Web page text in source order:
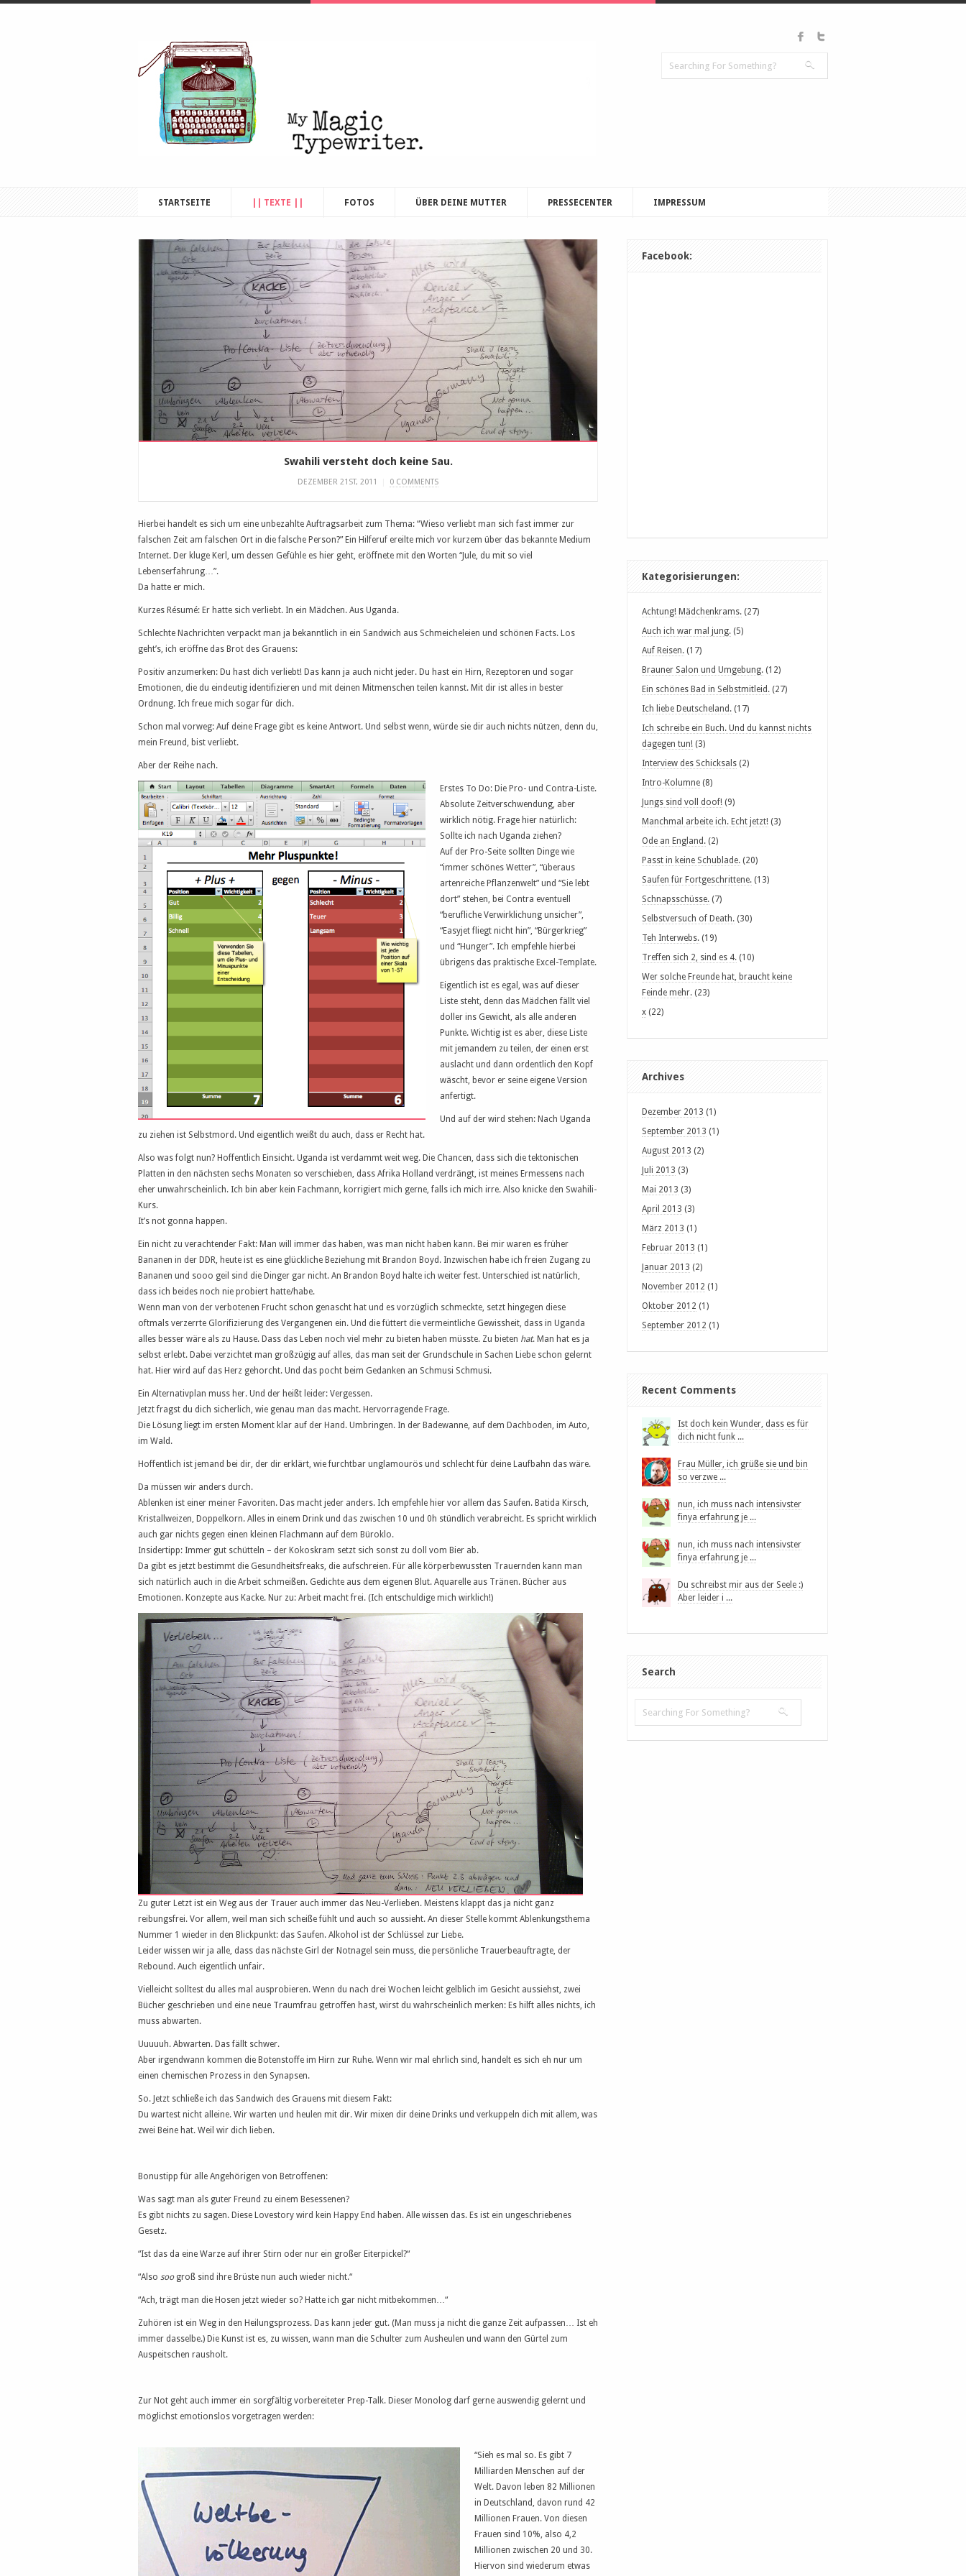
STARTSEITE || TEXTE || FOTOS ÜBER DEINE MUTTER PRESSECENTER IMPRESSUM
Facebook:
Kategorisierungen:
Achtung! Mädchenkrams. (27)
Auch ich war mal jung. (5)
Auf Reisen. (17)
Brauner Salon und Umgebung. (12)
Ein schönes Bad in Selbstmitleid. (27)
Ich liebe Deutscheland. (17)
Ich schreibe ein Buch. Und du kannst nichts
dagegen tun! (3)
Interview des Schicksals (2)
Intro-Kolumne (8)
Jungs sind voll doof! (9)
Manchmal arbeite ich. Echt jetzt! (3)
Ode an England. (2)
Passt in keine Schublade. (20)
Saufen für Fortgeschrittene. (13)
Schnapsschüsse. (7)
Selbstversuch of Death. (30)
Teh Interwebs. (19)
Treffen sich 2, sind es 4. (10)
Wer solche Freunde hat, braucht keine
Feinde mehr. (23)
x (22)
Archives
Dezember 2013 (1)
September 2013 (1)
August 2013 (2)
Juli 2013 (3)
Mai 2013 (3)
April 2013 (3)
März 2013 (1)
Februar 2013 (1)
Januar 2013 (2)
November 2012 (1)
Oktober 2012 (1)
September 2012 (1)
Recent Comments
Ist doch kein Wunder, dass es für
dich nicht funk ...
Frau Müller, ich grüße sie und bin
so verzwe ...
nun, ich muss nach intensivster
finya erfahrung je ...
nun, ich muss nach intensivster
finya erfahrung je ...
Du schreibst mir aus der Seele :)
Aber leider i ...
Search
Swahili versteht doch keine Sau.
DEZEMBER 21ST, 2011 0 COMMENTS
Hierbei handelt es sich um eine unbezahlte Auftragsarbeit zum Thema: “Wieso verliebt man sich fast immer zur
falschen Zeit am falschen Ort in die falsche Person?” Ein Hilferuf ereilte mich vor kurzem über das bekannte Medium
Internet. Der kluge Kerl, um dessen Gefühle es hier geht, eröffnete mit den Worten “Jule, du mit so viel
Lebenserfahrung…”.
Da hatte er mich.
Kurzes Résumé: Er hatte sich verliebt. In ein Mädchen. Aus Uganda.
Schlechte Nachrichten verpackt man ja bekanntlich in ein Sandwich aus Schmeicheleien und schönen Facts. Los
geht’s, ich eröffne das Brot des Grauens:
Positiv anzumerken: Du hast dich verliebt! Das kann ja auch nicht jeder. Du hast ein Hirn, Rezeptoren und sogar
Emotionen, die du eindeutig identifizieren und mit deinen Mitmenschen teilen kannst. Mit dir ist alles in bester
Ordnung. Ich freue mich sogar für dich.
Schon mal vorweg: Auf deine Frage gibt es keine Antwort. Und selbst wenn, würde sie dir auch nichts nützen, denn du,
mein Freund, bist verliebt.
Aber der Reihe nach.
Erstes To Do: Die Pro- und Contra-Liste.
Absolute Zeitverschwendung, aber
wirklich nötig. Frage hier natürlich:
Sollte ich nach Uganda ziehen?
Auf der Pro-Seite sollten Dinge wie
“immer schönes Wetter”, “überaus
artenreiche Pflanzenwelt” und “Sie lebt
dort” stehen, bei Contra eventuell
“berufliche Verwirklichung unsicher”,
“Easyjet fliegt nicht hin”, “Bürgerkrieg”
und “Hunger”. Ich empfehle hierbei
übrigens das praktische Excel-Template.
Eigentlich ist es egal, was auf dieser
Liste steht, denn das Mädchen fällt viel
doller ins Gewicht, als alle anderen
Punkte. Wichtig ist es aber, diese Liste
mit jemandem zu teilen, der einen erst
auslacht und dann ordentlich den Kopf
wäscht, bevor er seine eigene Version
anfertigt.
Und auf der wird stehen: Nach Uganda
zu ziehen ist Selbstmord. Und eigentlich weißt du auch, dass er Recht hat.
Also was folgt nun? Hoffentlich Einsicht. Uganda ist verdammt weit weg. Die Chancen, dass sich die tektonischen
Platten in den nächsten sechs Monaten so verschieben, dass Afrika Holland verdrängt, ist meines Ermessens nach
eher unwahrscheinlich. Ich bin aber kein Fachmann, korrigiert mich gerne, falls ich mich irre. Also knicke den Swahili-
Kurs.
It’s not gonna happen.
Ein nicht zu verachtender Fakt: Man will immer das haben, was man nicht haben kann. Bei mir waren es früher
Bananen in der DDR, heute ist es eine glückliche Beziehung mit Brandon Boyd. Inzwischen habe ich freien Zugang zu
Bananen und sooo geil sind die Dinger gar nicht. An Brandon Boyd halte ich weiter fest. Unterschied ist natürlich,
dass ich beides noch nie probiert hatte/habe.
Wenn man von der verbotenen Frucht schon genascht hat und es vorzüglich schmeckte, setzt hingegen diese
oftmals verzerrte Glorifizierung des Vergangenen ein. Und die füttert die vermeintliche Gewissheit, dass in Uganda
alles besser wäre als zu Hause. Dass das Leben noch viel mehr zu bieten haben müsste. Zu bieten hat. Man hat es ja
selbst erlebt. Dabei verzichtet man großzügig auf alles, das man seit der Grundschule in Sachen Liebe schon gelernt
hat. Hier wird auf das Herz gehorcht. Und das pocht beim Gedanken an Schmusi Schmusi.
Ein Alternativplan muss her. Und der heißt leider: Vergessen.
Jetzt fragst du dich sicherlich, wie genau man das macht. Hervorragende Frage.
Die Lösung liegt im ersten Moment klar auf der Hand. Umbringen. In der Badewanne, auf dem Dachboden, im Auto,
im Wald.
Hoffentlich ist jemand bei dir, der dir erklärt, wie furchtbar unglamourös und schlecht für deine Laufbahn das wäre.
Da müssen wir anders durch.
Ablenken ist einer meiner Favoriten. Das macht jeder anders. Ich empfehle hier vor allem das Saufen. Batida Kirsch,
Kristallweizen, Doppelkorn. Alles in einem Drink und das zwischen 10 und 0h stündlich verabreicht. Es spricht wirklich
auch gar nichts gegen einen kleinen Flachmann auf dem Büroklo.
Insidertipp: Immer gut schütteln – der Kokoskram setzt sich sonst zu doll vom Bier ab.
Da gibt es jetzt bestimmt die Gesundheitsfreaks, die aufschreien. Für alle körperbewussten Trauernden kann man
sich natürlich auch in die Arbeit schmeißen. Gedichte aus dem eigenen Blut. Aquarelle aus Tränen. Bücher aus
Emotionen. Konzepte aus Kacke. Nur zu: Arbeit macht frei. (Ich entschuldige mich wirklich!)
Zu guter Letzt ist ein Weg aus der Trauer auch immer das Neu-Verlieben. Meistens klappt das ja nicht ganz
reibungsfrei. Vor allem, weil man sich scheiße fühlt und auch so aussieht. An dieser Stelle kommt Ablenkungsthema
Nummer 1 wieder in den Blickpunkt: das Saufen. Alkohol ist der Schlüssel zur Liebe.
Leider wissen wir ja alle, dass das nächste Girl der Notnagel sein muss, die persönliche Trauerbeauftragte, der
Rebound. Auch eigentlich unfair.
Vielleicht solltest du alles mal ausprobieren. Wenn du nach drei Wochen leicht gelblich im Gesicht aussiehst, zwei
Bücher geschrieben und eine neue Traumfrau getroffen hast, wirst du wahrscheinlich merken: Es hilft alles nichts, ich
muss abwarten.
Uuuuuh. Abwarten. Das fällt schwer.
Aber irgendwann kommen die Botenstoffe im Hirn zur Ruhe. Wenn wir mal ehrlich sind, handelt es sich eh nur um
einen chemischen Prozess in den Synapsen.
So. Jetzt schließe ich das Sandwich des Grauens mit diesem Fakt:
Du wartest nicht alleine. Wir warten und heulen mit dir. Wir mixen dir deine Drinks und verkuppeln dich mit allem, was
zwei Beine hat. Weil wir dich lieben.
Bonustipp für alle Angehörigen von Betroffenen:
Was sagt man als guter Freund zu einem Besessenen?
Es gibt nichts zu sagen. Diese Lovestory wird kein Happy End haben. Alle wissen das. Es ist ein ungeschriebenes
Gesetz.
“Ist das da eine Warze auf ihrer Stirn oder nur ein großer Eiterpickel?“
“Also soogroß sind ihre Brüste nun auch wieder nicht.“
“Ach, trägt man die Hosen jetzt wieder so? Hatte ich gar nicht mitbekommen…“
Zuhören ist ein Weg in den Heilungsprozess. Das kann jeder gut. (Man muss ja nicht die ganze Zeit aufpassen… Ist eh
immer dasselbe.) Die Kunst ist es, zu wissen, wann man die Schulter zum Ausheulen und wann den Gürtel zum
Auspeitschen rausholt.
Zur Not geht auch immer ein sorgfältig vorbereiteter Prep-Talk. Dieser Monolog darf gerne auswendig gelernt und
möglichst emotionslos vorgetragen werden:
“Sieh es mal so. Es gibt 7
Milliarden Menschen auf der
Welt. Davon leben 82 Millionen
in Deutschland, davon rund 42
Millionen Frauen. Von diesen
Frauen sind 10%, also 4,2
Millionen zwischen 20 und 30.
Hiervon sind wiederum etwas